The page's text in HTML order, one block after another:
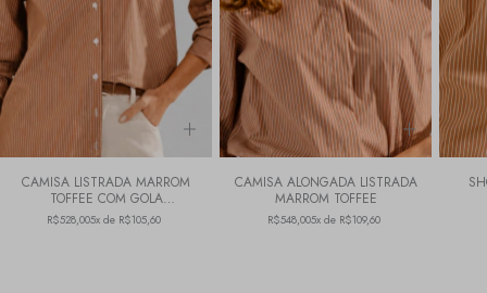
CAMISA LISTRADA MARROM
TOFFEE COM GOLA
CONTRASTANTE
R$528,005x de R$105,60
CAMISA ALONGADA LISTRADA
MARROM TOFFEE
R$548,005x de R$109,60